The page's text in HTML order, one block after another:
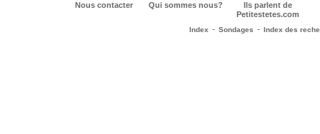
Nous contacter Qui sommes nous? Ils parlent de
Petitestetes.com
Index - Sondages - Index des